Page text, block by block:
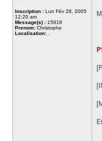
Inscription : Lun Fév 28, 2005
12:20 am
Message(s) : 15918
Prenom: Christophe
Localisation: